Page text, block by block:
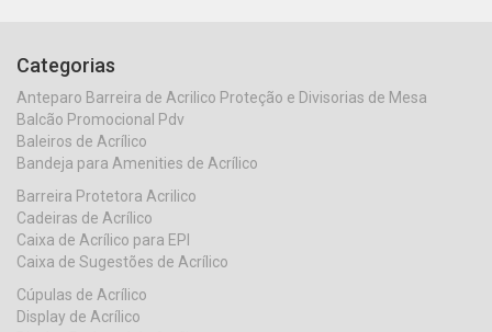
Categorias
Anteparo Barreira de Acrilico Proteção e Divisorias de Mesa
Balcão Promocional Pdv
Baleiros de Acrílico
Bandeja para Amenities de Acrílico
Barreira Protetora Acrilico
Cadeiras de Acrílico
Caixa de Acrílico para EPI
Caixa de Sugestões de Acrílico
Cúpulas de Acrílico
Display de Acrílico